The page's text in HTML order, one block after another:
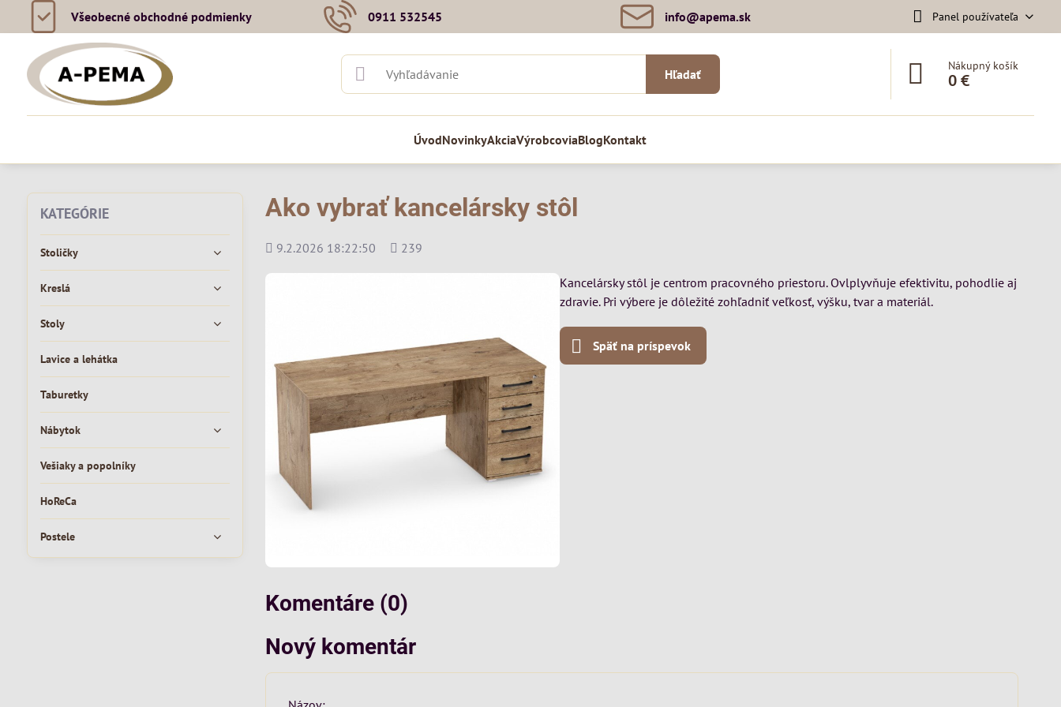
Všeobecné obchodné podmienky 0911 532545 info​@apema​.sk Panel používateľa
Hľadať
Nákupný košík
0 €
ÚvodNovinkyAkciaVýrobcoviaBlogKontakt
Ako vybrať kancelársky stôl
Pridané
9.2.2026 18:22:50
Počet
239
Kancelársky stôl je centrom pracovného priestoru. Ovlplyvňuje efektivitu, pohodlie aj
zdravie. Pri výbere je dôležité zohľadniť veľkosť, výšku, tvar a materiál.
Späť na príspevok
Komentáre (0)
Nový komentár
KATEGÓRIE
Stoličky
Kreslá
Stoly
Lavice a lehátka
Taburetky
Nábytok
Vešiaky a popolníky
HoReCa
Postele